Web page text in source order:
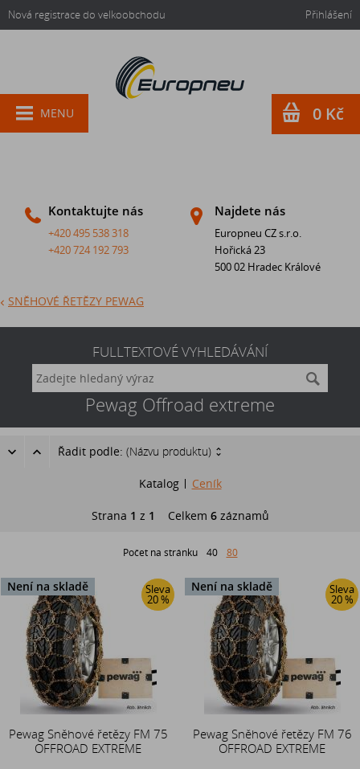
Nová registrace do velkoobchodu Přihlášení
Kontaktujte nás
+420 495 538 318
+420 724 192 793
Najdete nás
Europneu CZ s.r.o.
Hořická 23
500 02 Hradec Králové
MENU 0 Kč
SNĚHOVÉ ŘETĚZY PEWAG
FULLTEXTOVÉ VYHLEDÁVÁNÍ
Pewag Offroad extreme
Řadit podle: (Názvu produktu)
Katalog Ceník
Strana 1 z 1 Celkem 6záznamů
Počet na stránku 40 80
Není na skladě Sleva
20 %
Pewag Sněhové řetězy FM 75
OFFROAD EXTREME
Není na skladě Sleva
20 %
Pewag Sněhové řetězy FM 76
OFFROAD EXTREME